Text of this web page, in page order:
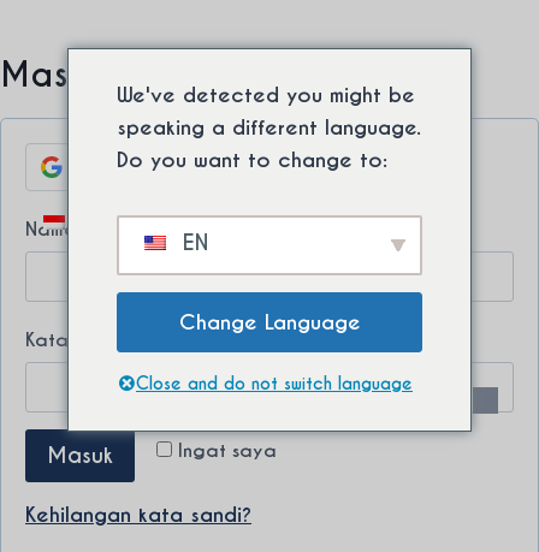
konten
Beralih
anak
Masuk
Sign in with Google
Nama pengguna atau alamat email
a
i
Kata sandi
a
b
Ingat saya
Masuk
Kehilangan kata sandi?
We've detected you might be
speaking a different language.
Do you want to change to:
EN
Change Language
Close and do not switch language